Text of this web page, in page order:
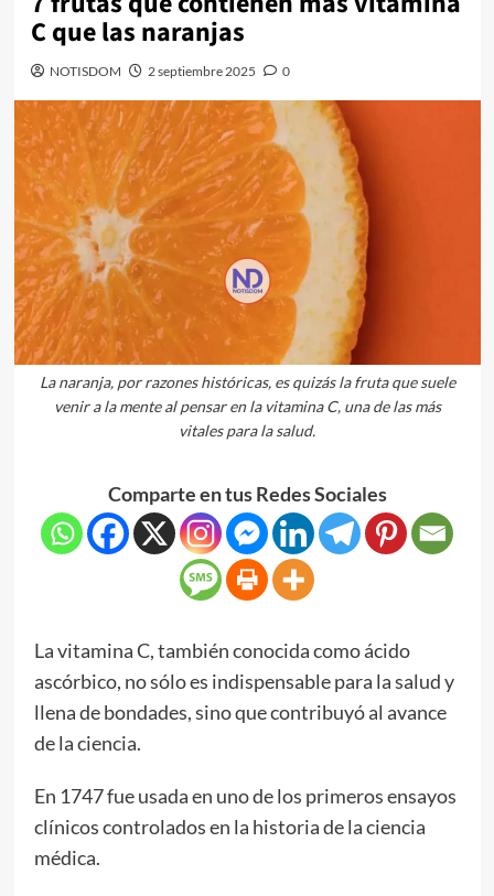
C que las naranjas
NOTISDOM 2 septiembre 2025 0
La naranja, por razones históricas, es quizás la fruta que suele
venir a la mente al pensar en la vitamina C, una de las más
vitales para la salud.
Comparte en tus Redes Sociales
La vitamina C, también conocida como ácido
ascórbico, no sólo es indispensable para la salud y
llena de bondades, sino que contribuyó al avance
de la ciencia.
En 1747 fue usada en uno de los primeros ensayos
clínicos controlados en la historia de la ciencia
médica.